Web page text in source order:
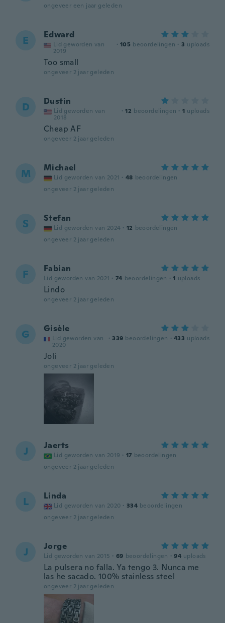
ongeveer een jaar geleden
E Edward
Lid geworden van
2019
· 105 beoordelingen · 3 uploads
Too small
ongeveer 2 jaar geleden
D Dustin
Lid geworden van
2018
· 12 beoordelingen · 1 uploads
Cheap AF
ongeveer 2 jaar geleden
M Michael
Lid geworden van 2021 · 48 beoordelingen
ongeveer 2 jaar geleden
S Stefan
Lid geworden van 2024 · 12 beoordelingen
ongeveer 2 jaar geleden
F Fabian
Lid geworden van 2021 · 74 beoordelingen · 1 uploads
Lindo
ongeveer 2 jaar geleden
G Gisèle
Lid geworden van
2020
· 339 beoordelingen · 433 uploads
Joli
ongeveer 2 jaar geleden
J Jaerts
Lid geworden van 2019 · 17 beoordelingen
ongeveer 2 jaar geleden
L Linda
Lid geworden van 2020 · 334 beoordelingen
ongeveer 2 jaar geleden
J Jorge
Lid geworden van 2015 · 69 beoordelingen · 94 uploads
La pulsera no falla. Ya tengo 3. Nunca me
las he sacado. 100% stainless steel
ongeveer 2 jaar geleden